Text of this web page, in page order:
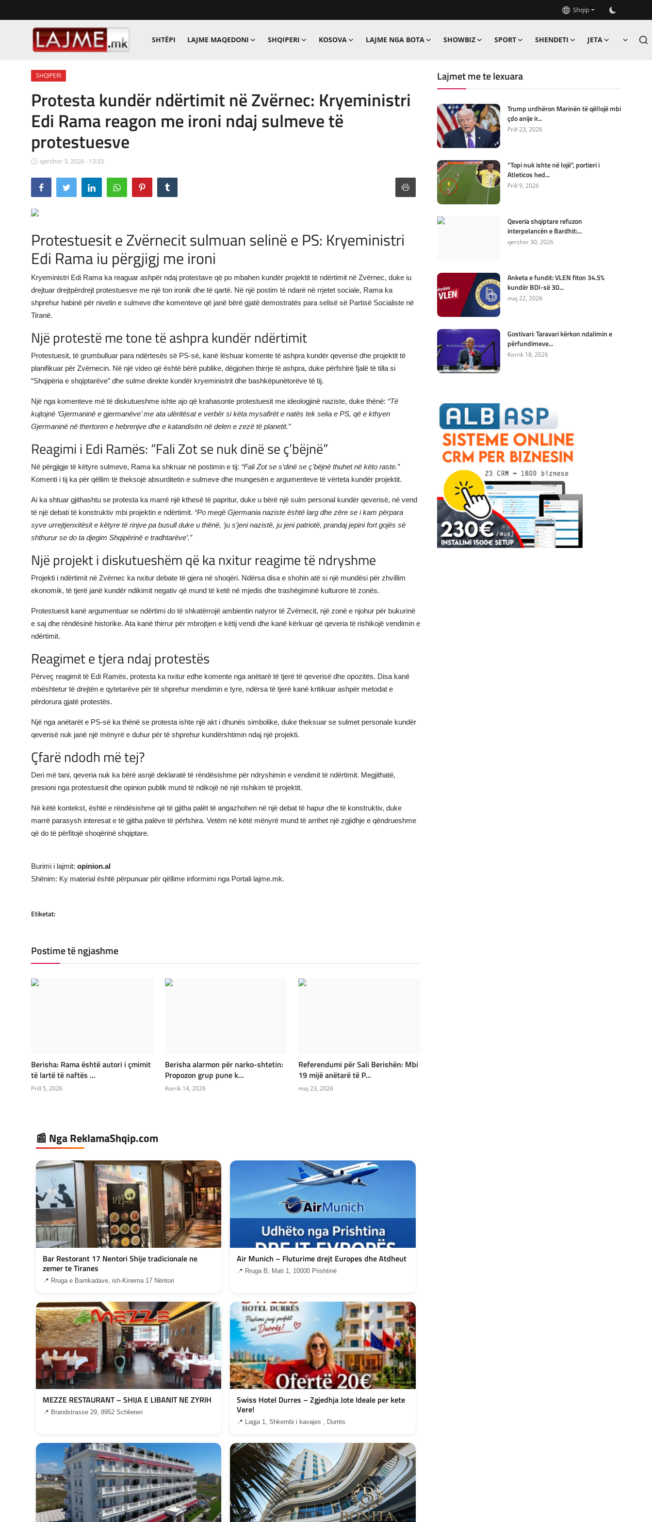
Shqip
SHTËPI LAJME MAQEDONI SHQIPERI KOSOVA LAJME NGA BOTA SHOWBIZ SPORT SHENDETI JETA
LAJME MAQEDONI
SHQIPERI
KOSOVA
LAJME NGA BOTA
SHOWBIZ
SHENDETI
Shqip
SHQIPERI
Protesta kundër ndërtimit në Zvërnec: Kryeministri
Edi Rama reagon me ironi ndaj sulmeve të
protestuesve
qershor 3, 2026 - 13:33
Protestuesit e Zvërnecit sulmuan selinë e PS: Kryeministri
Edi Rama iu përgjigj me ironi
Kryeministri Edi Rama ka reaguar ashpër ndaj protestave që po mbahen kundër projektit të ndërtimit në Zvërnec, duke iu
drejtuar drejtpërdrejt protestuesve me një ton ironik dhe të qartë. Në një postim të ndarë në rrjetet sociale, Rama ka
shprehur habinë për nivelin e sulmeve dhe komenteve që janë bërë gjatë demostratës para selisë së Partisë Socialiste në
Tiranë.
Një protestë me tone të ashpra kundër ndërtimit
Protestuesit, të grumbulluar para ndërtesës së PS-së, kanë lëshuar komente të ashpra kundër qeverisë dhe projektit të
planifikuar për Zvërnecin. Në një video që është bërë publike, dëgjohen thirrje të ashpra, duke përfshirë fjalë të tilla si
“Shqipëria e shqiptarëve” dhe sulme direkte kundër kryeministrit dhe bashkëpunëtorëve të tij.
Një nga komenteve më të diskutueshme ishte ajo që krahasonte protestuesit me ideologjinë naziste, duke thënë: “Të
kujtojnë ‘Gjermaninë e gjermanëve’ me ata ulëritësat e verbër si këta mysafirët e natës tek selia e PS, që e kthyen
Gjermaninë në thertoren e hebrenjve dhe e katandisën në delen e zezë të planetit.”
Reagimi i Edi Ramës: “Fali Zot se nuk dinë se ç’bëjnë”
Në përgjigje të këtyre sulmeve, Rama ka shkruar në postimin e tij: “Fali Zot se s’dinë se ç’bëjnë thuhet në këto raste.”
Komenti i tij ka për qëllim të theksojë absurditetin e sulmeve dhe mungesën e argumenteve të vërteta kundër projektit.
Ai ka shtuar gjithashtu se protesta ka marrë një kthesë të papritur, duke u bërë një sulm personal kundër qeverisë, në vend
të një debati të konstruktiv mbi projektin e ndërtimit. “Po meqë Gjermania naziste është larg dhe zëre se i kam përpara
syve urrejtjenxitësit e këtyre të rinjve pa busull duke u thënë, ‘ju s’jeni nazistë, ju jeni patriotë, prandaj jepini fort gojës së
shthurur se do ta djegim Shqipërinë e tradhtarëve’.”
Një projekt i diskutueshëm që ka nxitur reagime të ndryshme
Projekti i ndërtimit në Zvërnec ka nxitur debate të gjera në shoqëri. Ndërsa disa e shohin atë si një mundësi për zhvillim
ekonomik, të tjerë janë kundër ndikimit negativ që mund të ketë në mjedis dhe trashëgiminë kulturore të zonës.
Protestuesit kanë argumentuar se ndërtimi do të shkatërrojë ambientin natyror të Zvërnecit, një zonë e njohur për bukurinë
e saj dhe rëndësinë historike. Ata kanë thirrur për mbrojtjen e këtij vendi dhe kanë kërkuar që qeveria të rishikojë vendimin e
ndërtimit.
Reagimet e tjera ndaj protestës
Përveç reagimit të Edi Ramës, protesta ka nxitur edhe komente nga anëtarë të tjerë të qeverisë dhe opozitës. Disa kanë
mbështetur të drejtën e qytetarëve për të shprehur mendimin e tyre, ndërsa të tjerë kanë kritikuar ashpër metodat e
përdorura gjatë protestës.
Një nga anëtarët e PS-së ka thënë se protesta ishte një akt i dhunës simbolike, duke theksuar se sulmet personale kundër
qeverisë nuk janë një mënyrë e duhur për të shprehur kundërshtimin ndaj një projekti.
Çfarë ndodh më tej?
Deri më tani, qeveria nuk ka bërë asnjë deklaratë të rëndësishme për ndryshimin e vendimit të ndërtimit. Megjithatë,
presioni nga protestuesit dhe opinion publik mund të ndikojë në një rishikim të projektit.
Në këtë kontekst, është e rëndësishme që të gjitha palët të angazhohen në një debat të hapur dhe të konstruktiv, duke
marrë parasysh interesat e të gjitha palëve të përfshira. Vetëm në këtë mënyrë mund të arrihet një zgjidhje e qëndrueshme
që do të përfitojë shoqërinë shqiptare.
Burimi i lajmit: opinion.al
Shënim: Ky material është përpunuar për qëllime informimi nga Portali lajme.mk.
Etiketat:
Postime të ngjashme
Berisha: Rama është autori i çmimit
të lartë të naftës ...
Prill 5, 2026
Berisha alarmon për narko-shtetin:
Propozon grup pune k...
Korrik 14, 2026
Referendumi për Sali Berishën: Mbi
19 mijë anëtarë të P...
maj 23, 2026
📰 Nga ReklamaShqip.com
Bar Restorant 17 Nentori Shije tradicionale ne
zemer te Tiranes
📍 Rruga e Barrikadave, ish-Kinema 17 Nëntori
Air Munich – Fluturime drejt Europes dhe Atdheut
📍 Rruga B, Mati 1, 10000 Prishtinë
MEZZE RESTAURANT – SHIJA E LIBANIT NE ZYRIH
📍 Brandstrasse 29, 8952 Schlieren
Swiss Hotel Durres – Zgjedhja Jote Ideale per kete
Vere!
📍 Lagja 1, Shkembi i kavajes , Durrës
Lajmet me te lexuara
Trump urdhëron Marinën të qëllojë mbi
çdo anije ir...
Prill 23, 2026
“Topi nuk ishte në lojë”, portieri i
Atleticos hed...
Prill 9, 2026
Qeveria shqiptare refuzon
interpelancën e Bardhit:...
qershor 30, 2026
Anketa e fundit: VLEN fiton 34.5%
kundër BDI-së 30...
maj 22, 2026
Gostivari: Taravari kërkon ndalimin e
përfundimeve...
Korrik 18, 2026